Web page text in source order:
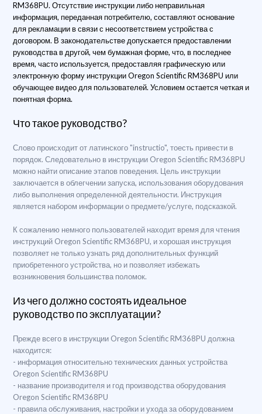
RM368PU. Отсутствие инструкции либо неправильная
информация, переданная потребителю, составляют основание
для рекламации в связи с несоответствием устройства с
договором. В законодательстве допускается предоставлении
руководства в другой, чем бумажная форме, что, в последнее
время, часто используется, предоставляя графическую или
электронную форму инструкции Oregon Scientific RM368PU или
обучающее видео для пользователей. Условием остается четкая и
понятная форма.
Что такое руководство?
Слово происходит от латинского "instructio", тоесть привести в
порядок. Следовательно в инструкции Oregon Scientific RM368PU
можно найти описание этапов поведения. Цель инструкции
заключается в облегчении запуска, использования оборудования
либо выполнения определенной деятельности. Инструкция
является набором информации о предмете/услуге, подсказкой.
К сожалению немного пользователей находит время для чтения
инструкций Oregon Scientific RM368PU, и хорошая инструкция
позволяет не только узнать ряд дополнительных функций
приобретенного устройства, но и позволяет избежать
возникновения большинства поломок.
Из чего должно состоять идеальное
руководство по эксплуатации?
Прежде всего в инструкции Oregon Scientific RM368PU должна
находится:
- информация относительно технических данных устройства
Oregon Scientific RM368PU
- название производителя и год производства оборудования
Oregon Scientific RM368PU
- правила обслуживания, настройки и ухода за оборудованием